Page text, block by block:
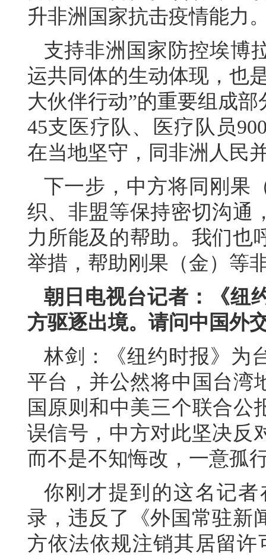
升非洲国家抗击疫情能力
支持非洲国家防控埃博
运共同体的生动体现，也
大伙伴行动”的重要组成
45支医疗队、医疗队员
在当地坚守，同非洲人民
下一步，中方将同刚果
织、非盟等保持密切沟通
力所能及的帮助。我们也
举措，帮助刚果（金）等
朝日电视台记者：《纽
方驱逐出境。请问中国外
林剑：《纽约时报》为
平台，并公然将中国台湾
国原则和中美三个联合公
误信号，中方对此坚决反
而不是不知悔改，一意孤
你刚才提到的这名记
录，违反了《外国常驻新
方依法依规注销其居留